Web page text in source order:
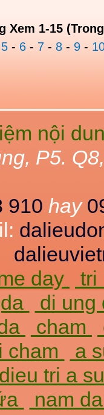
Xem 1-15
5 - 6 - 7 - 8 - 9 -
nội
P5.
910 hay
day
tri
di
cham
cham
a
dieu tri a
nam